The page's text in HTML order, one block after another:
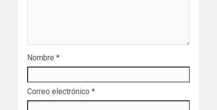
Nombre *
Correo electrónico *